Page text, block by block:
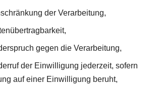
der Verarbeitung,
gegen die Verarbeitung,
der Einwilligung jederzeit, sofern
auf einer Einwilligung beruht,